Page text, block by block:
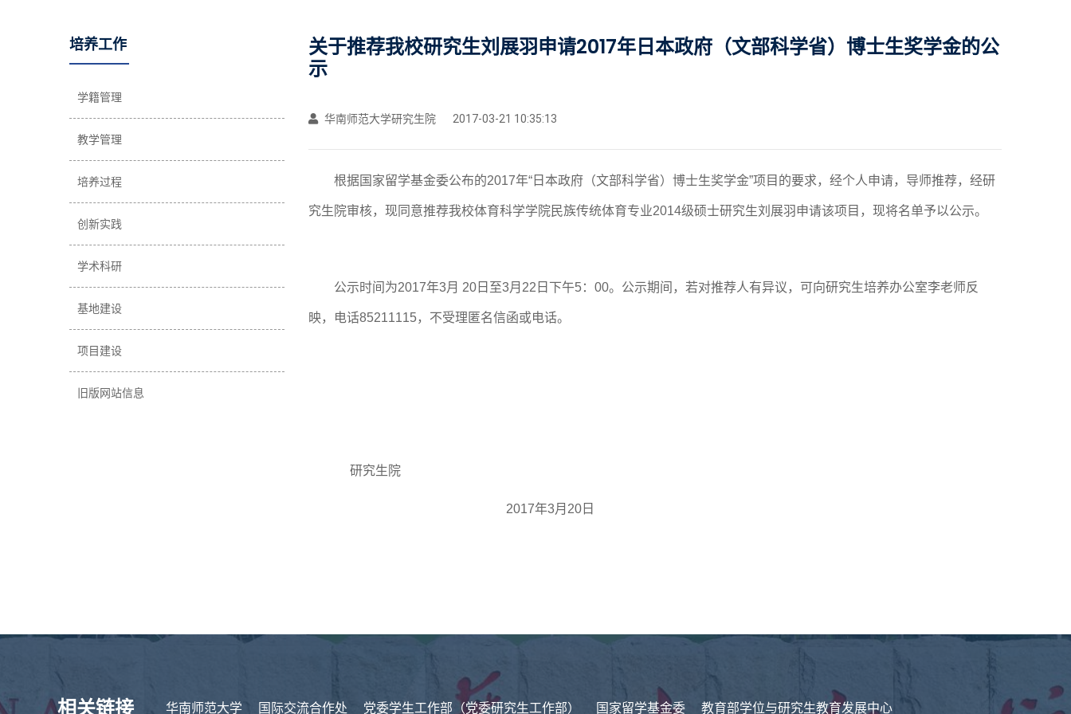
培养工作
学籍管理
教学管理
培养过程
创新实践
学术科研
基地建设
项目建设
旧版网站信息
关于推荐我校研究生刘展羽申请2017年日本政府（文部科学省）博士生奖学金的公
示
华南师范大学研究生院 2017-03-21 10:35:13
根据国家留学基金委公布的2017年“日本政府（文部科学省）博士生奖学金”项目的要求，经个人申请，导师推荐，经研
究生院审核，现同意推荐我校体育科学学院民族传统体育专业2014级硕士研究生刘展羽申请该项目，现将名单予以公示。
公示时间为2017年3月 20 日至3月 22 日下午5： 00。公示期间，若对推荐人有异议，可向研究生培养办公室李老师反
映，电话85211115，不受理匿名信函或电话。
研究生院
2017年3月 20 日
相关链接 华南师范大学 国际交流合作处 党委学生工作部（党委研究生工作部） 国家留学基金委 教育部学位与研究生教育发展中心